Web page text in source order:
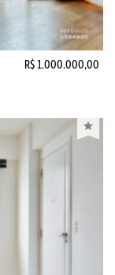
R$ 1.000.000,00